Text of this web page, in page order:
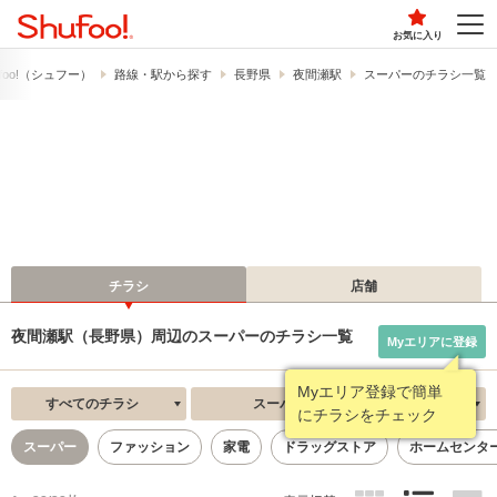
お気に入り
（シュフー） 路線・駅から探す 長野県 夜間瀬駅 スーパーのチラシ一覧
チラシ 店舗
夜間瀬駅（長野県）周辺のスーパーのチラシ一覧
Myエリア登録で簡単
にチラシをチェック
Myエリアに登録
すべてのチラシ スーパー 新着順
スーパー ファッション 家電 ドラッグストア ホームセンタ